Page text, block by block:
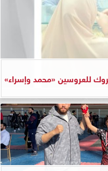
للعروسين «محمد وإسراء»